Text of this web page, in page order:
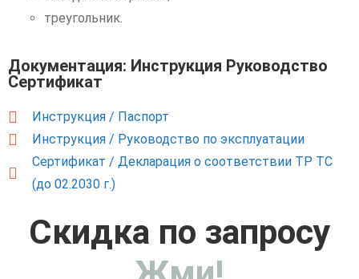
треугольник.
Документация: Инструкция Руководство
Сертификат
Инструкция / Паспорт
Инструкция / Руководство по эксплуатации
Сертификат / Декларация о соответствии ТР ТС
(до 02.2030 г.)
Скидка по запросу